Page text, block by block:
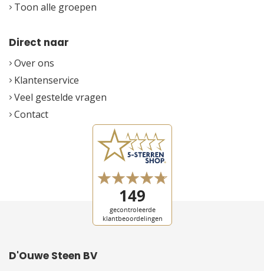
Toon alle groepen
Direct naar
Over ons
Klantenservice
Veel gestelde vragen
Contact
D'Ouwe Steen BV